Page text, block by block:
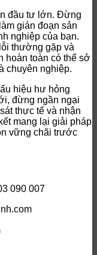
đầu tư lớn. Đừng
gián đoạn sản
nghiệp của bạn.
thường gặp và
hoàn toàn có thể sở
chuyên nghiệp.
hiệu hư hỏng
đừng ngần ngại
thực tế và nhận
mang lại giải pháp
vững chãi trước
090 007